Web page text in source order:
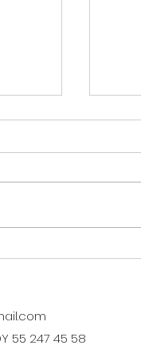
55 247 45 58